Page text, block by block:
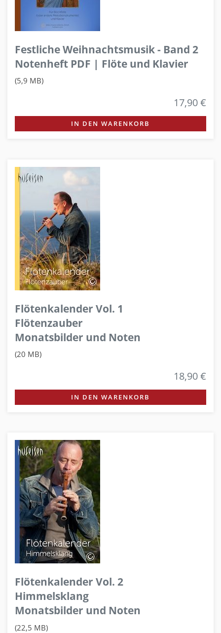
Festliche Weihnachtsmusik - Band 2
Notenheft PDF | Flöte und Klavier
(5,9 MB)
17,90 €
IN DEN WARENKORB
Flötenkalender Vol. 1
Flötenzauber
Monatsbilder und Noten
(20 MB)
18,90 €
IN DEN WARENKORB
Flötenkalender Vol. 2
Himmelsklang
Monatsbilder und Noten
(22,5 MB)